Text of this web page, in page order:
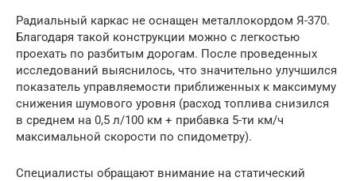
Радиальный каркас не оснащен металлокордом Я-370.
Благодаря такой конструкции можно с легкостью
проехать по разбитым дорогам. После проведенных
исследований выяснилось, что значительно улучшился
показатель управляемости приближенных к максимуму
снижения шумового уровня (расход топлива снизился
в среднем на 0,5 л/100 км + прибавка 5-ти км/ч
максимальной скорости по спидометру).
Специалисты обращают внимание на статический